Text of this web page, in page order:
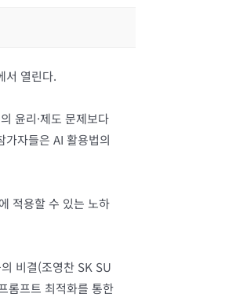
서 열린다.
윤리·제도 문제보다
자들은 AI 활용법의
적용할 수 있는 노하
비결(조영찬 SK SU
롬프트 최적화를 통한